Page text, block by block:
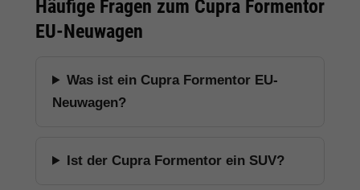
Häufige Fragen zum Cupra Formentor
EU-Neuwagen
Was ist ein Cupra Formentor EU-
Neuwagen?
Ist der Cupra Formentor ein SUV?